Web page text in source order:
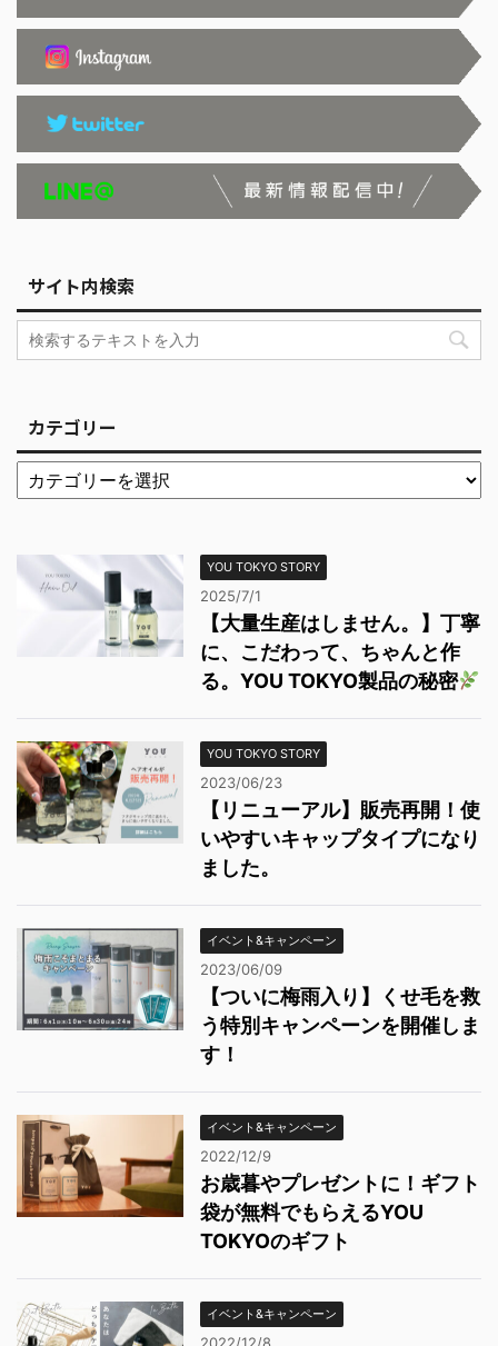
サイト内検索
カテゴリー
YOU TOKYO STORY
2025/7/1
【大量生産はしません。】丁寧
に、こだわって、ちゃんと作
る。YOU TOKYO製品の秘密
YOU TOKYO STORY
2023/06/23
【リニューアル】販売再開！使
いやすいキャップタイプになり
ました。
イベント&キャンペーン
2023/06/09
【ついに梅雨入り】くせ毛を救
う特別キャンペーンを開催しま
す！
イベント&キャンペーン
2022/12/9
お歳暮やプレゼントに！ギフト
袋が無料でもらえるYOU
TOKYOのギフト
イベント&キャンペーン
2022/12/8